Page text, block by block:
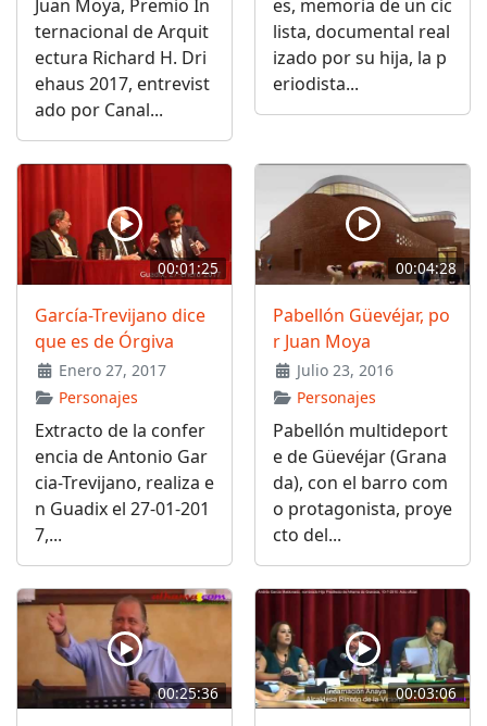
Juan Moya, Premio In
ternacional de Arquit
ectura Richard H. Dri
ehaus 2017, entrevist
ado por Canal...
es, memoria de un cic
lista, documental real
izado por su hija, la p
eriodista...
00:01:25
García-Trevijano dice
que es de Órgiva
Enero 27, 2017
Personajes
Extracto de la confer
encia de Antonio Gar
cia-Trevijano, realiza e
n Guadix el 27-01-201
7,...
00:04:28
Pabellón Güevéjar, po
r Juan Moya
Julio 23, 2016
Personajes
Pabellón multideport
e de Güevéjar (Grana
da), con el barro com
o protagonista, proye
cto del...
00:25:36 00:03:06